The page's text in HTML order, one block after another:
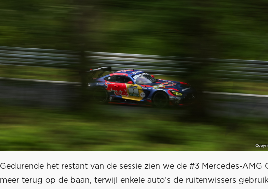
Gedurende het restant van de sessie zien we de #3 Mercedes-AMG
meer terug op de baan, terwijl enkele auto’s de ruitenwissers